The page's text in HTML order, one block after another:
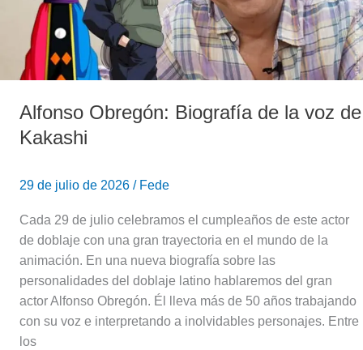
Alfonso Obregón: Biografía de la voz de
Kakashi
29 de julio de 2026 / Fede
Cada 29 de julio celebramos el cumpleaños de este actor
de doblaje con una gran trayectoria en el mundo de la
animación. En una nueva biografía sobre las
personalidades del doblaje latino hablaremos del gran
actor Alfonso Obregón. Él lleva más de 50 años trabajando
con su voz e interpretando a inolvidables personajes. Entre
los
Kakashi